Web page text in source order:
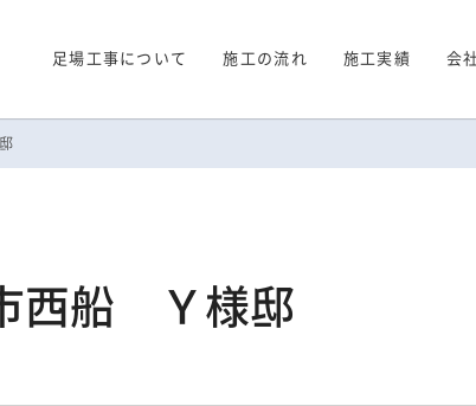
足場工事について 施工の流れ 施工実績 会
西船 Ｙ様邸